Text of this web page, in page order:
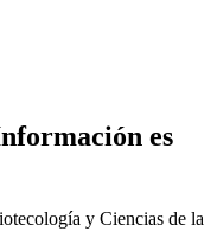
es
y Ciencias de la